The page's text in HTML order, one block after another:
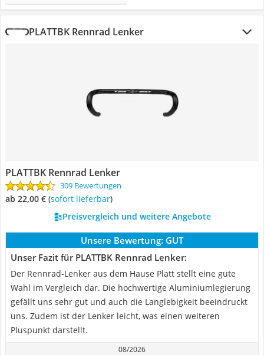
PLATTBK Rennrad Lenker
PLATTBK Rennrad Lenker
309 Bewertungen
ab 22,00 € ( Sofort lieferbar)
Preisvergleich und weitere Angebote
Unsere Bewertung: GUT
Unser Fazit für PLATTBK Rennrad Lenker:
Der Rennrad-Lenker aus dem Hause Platt stellt eine gute
Wahl im Vergleich dar. Die hochwertige Aluminiumlegierung
gefällt uns sehr gut und auch die Langlebigkeit beeindruckt
uns. Zudem ist der Lenker leicht, was einen weiteren
Pluspunkt darstellt.
08/2026